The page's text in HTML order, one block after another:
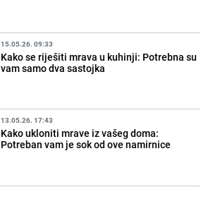
15.05.26. 09:33
Kako se riješiti mrava u kuhinji: Potrebna su
vam samo dva sastojka
13.05.26. 17:43
Kako ukloniti mrave iz vašeg doma:
Potreban vam je sok od ove namirnice